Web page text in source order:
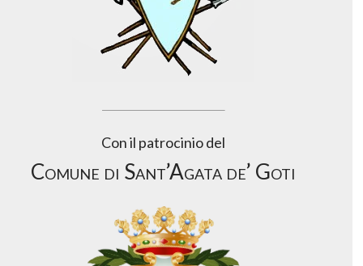
Con il patrocinio del
Comune di Sant’Agata de’ Goti